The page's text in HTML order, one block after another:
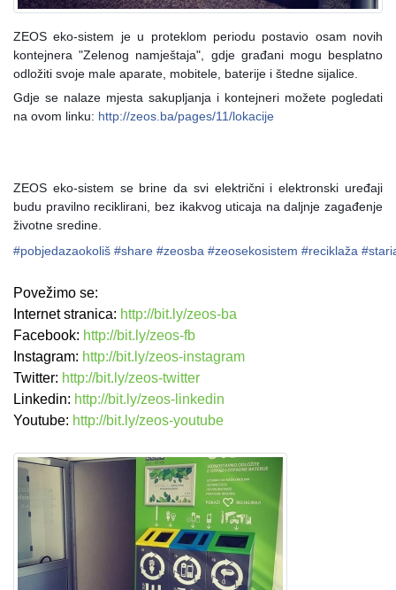
ZEOS eko-sistem je u proteklom periodu postavio osam novih
kontejnera "Zelenog namještaja", gdje građani mogu besplatno
odložiti svoje male aparate, mobitele, baterije i štedne sijalice.
Gdje se nalaze mjesta sakupljanja i kontejneri možete pogledati
na ovom linku: http://zeos.ba/pages/11/lokacije
ZEOS eko-sistem se brine da svi električni i elektronski uređaji
budu pravilno reciklirani, bez ikakvog uticaja na daljnje zagađenje
životne sredine.
#pobjedazaokoliš #share #zeosba #zeosekosistem #reciklaža #
Povežimo se:
Internet stranica: http://bit.ly/zeos-ba
Facebook: http://bit.ly/zeos-fb
Instagram: http://bit.ly/zeos-instagram
Twitter: http://bit.ly/zeos-twitter
Linkedin: http://bit.ly/zeos-linkedin
Youtube: http://bit.ly/zeos-youtube